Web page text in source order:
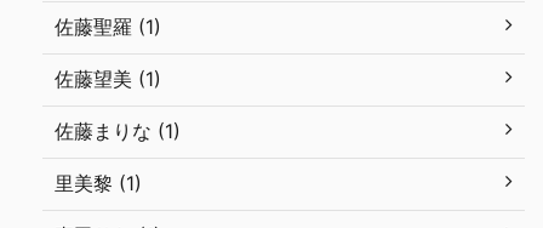
佐藤聖羅 (1)
佐藤望美 (1)
佐藤まりな (1)
里美黎 (1)